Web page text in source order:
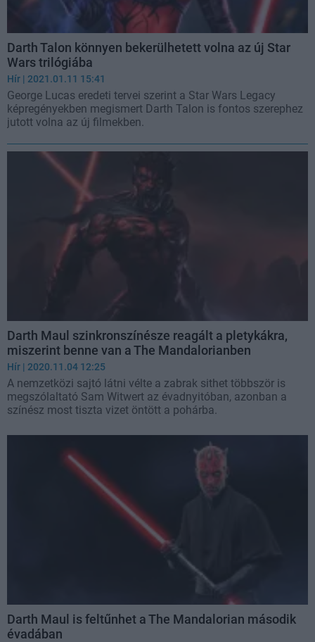
Darth Talon könnyen bekerülhetett volna az új Star
Wars trilógiába
Hír | 2021.01.11 15:41
George Lucas eredeti tervei szerint a Star Wars Legacy
képregényekben megismert Darth Talon is fontos szerephez
jutott volna az új filmekben.
Darth Maul szinkronszínésze reagált a pletykákra,
miszerint benne van a The Mandalorianben
Hír | 2020.11.04 12:25
A nemzetközi sajtó látni vélte a zabrak sithet többször is
megszólaltató Sam Witwert az évadnyitóban, azonban a
színész most tiszta vizet öntött a pohárba.
Darth Maul is feltűnhet a The Mandalorian második
évadában